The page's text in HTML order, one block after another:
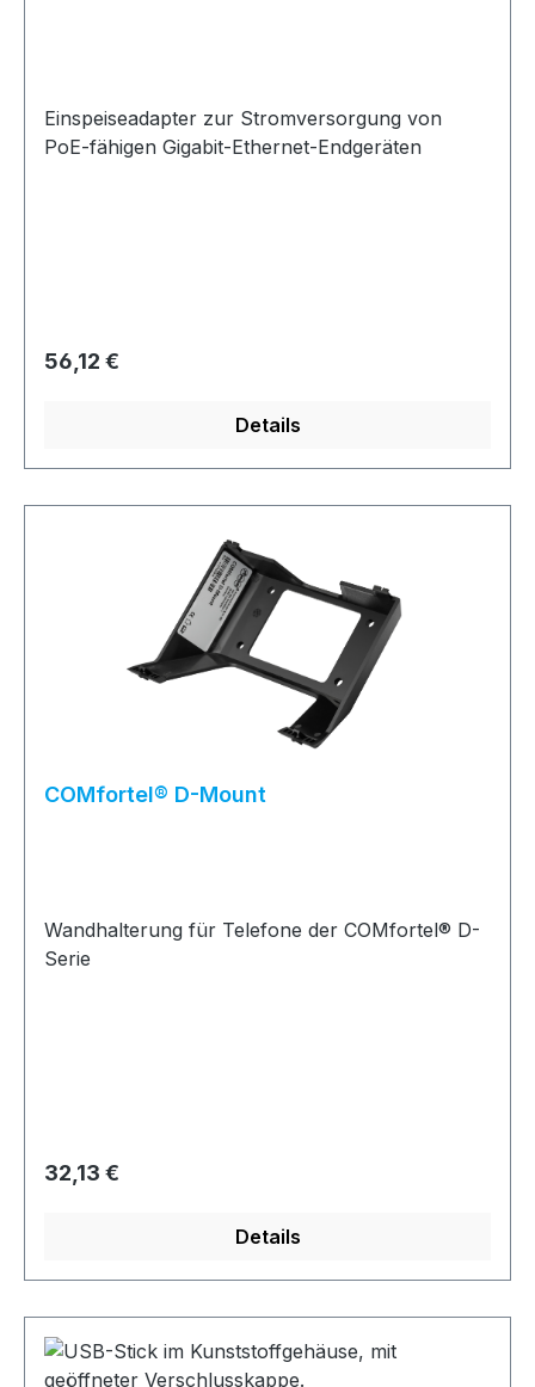
Einspeiseadapter zur Stromversorgung von
PoE-fähigen Gigabit-Ethernet-Endgeräten
Regulärer Preis:
56,12 €
Details
COMfortel® D-Mount
Wandhalterung für Telefone der COMfortel® D-
Serie
Regulärer Preis:
32,13 €
Details